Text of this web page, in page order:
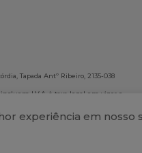
Tapada Antº Ribeiro, 2135-038
incluem I.V.A. à taxa legal em vigor e
por eventuais erros
experiência em